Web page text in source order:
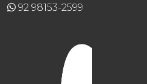
92 98153-2599